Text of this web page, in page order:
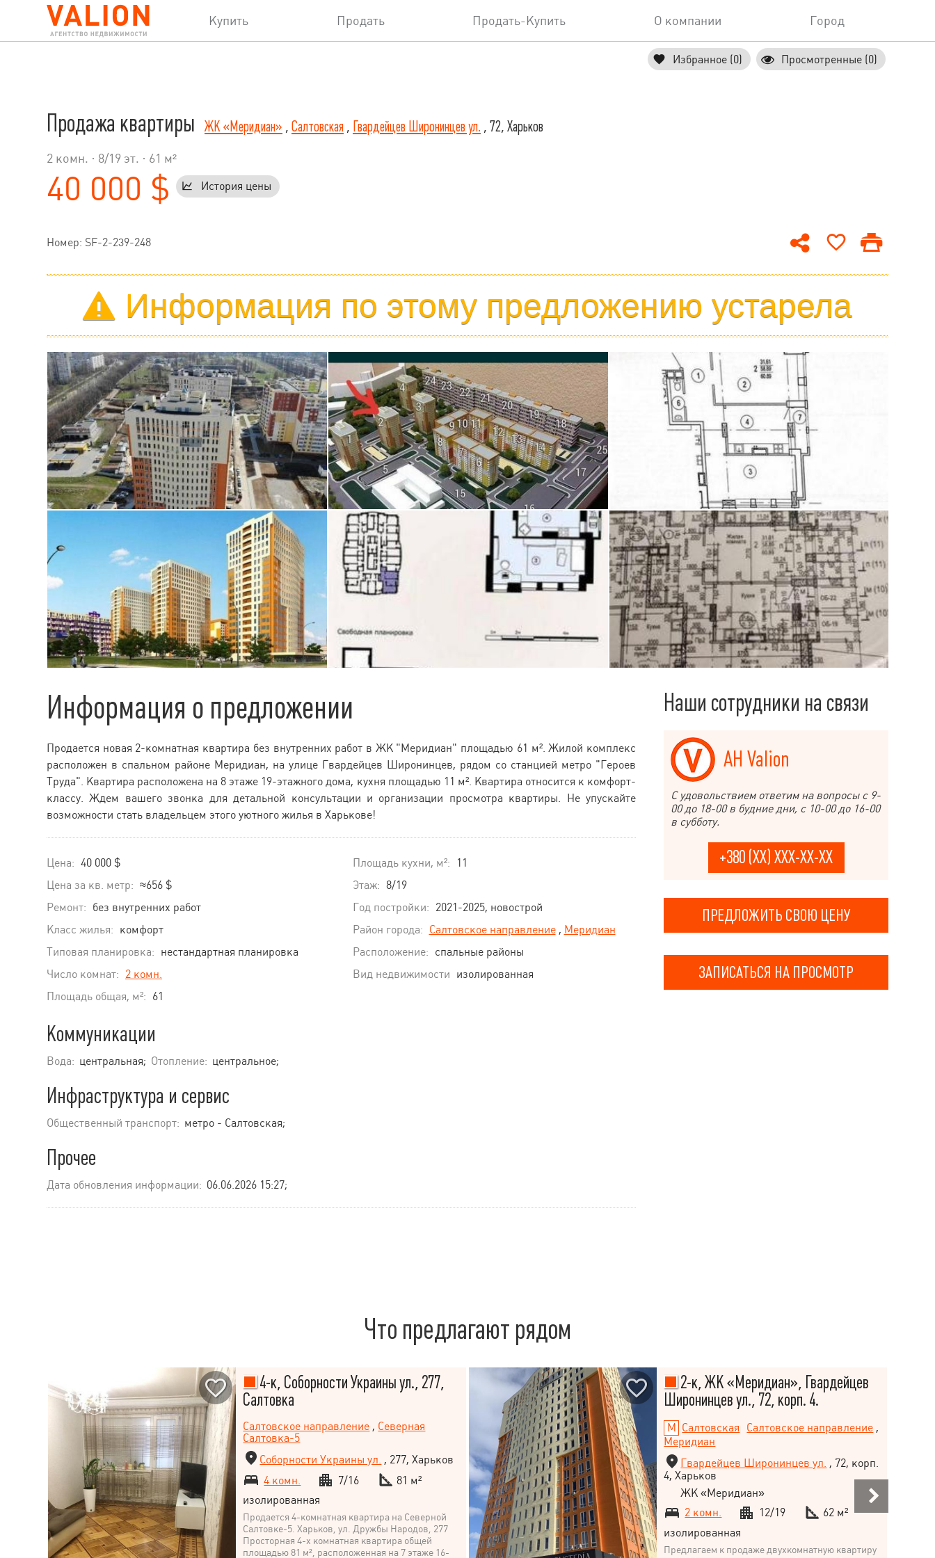
Купить Продать Продать-Купить О компании Город
Избранное (0) Просмотренные (0)
Продажа квартиры ЖК «Меридиан» , Салтовская , Гвардейцев Широнинцев ул. , 72, Харьков
2 комн. · 8/19 эт. · 61 м²
40 000 $ История цены
Номер: SF-2-239-248
Информация по этому предложению устарела
Информация о предложении
Продается новая 2-комнатная квартира без внутренних работ в ЖК "Меридиан" площадью 61 м². Жилой комплекс
расположен в спальном районе Меридиан, на улице Гвардейцев Широнинцев, рядом со станцией метро "Героев
Труда". Квартира расположена на 8 этаже 19-этажного дома, кухня площадью 11 м². Квартира относится к комфорт-
классу. Ждем вашего звонка для детальной консультации и организации просмотра квартиры. Не упускайте
возможности стать владельцем этого уютного жилья в Харькове!
Цена: 40 000 $
Цена за кв. метр: ≈656 $
Ремонт: без внутренних работ
Класс жилья: комфорт
Типовая планировка: нестандартная планировка
Число комнат: 2 комн.
Площадь общая, м²: 61
Площадь кухни, м²:
11
Этаж: 8/19
Год постройки: 2021-2025, новострой
Район города: Салтовское направление, Меридиан
Расположение: спальные районы
Вид недвижимости изолированная
Коммуникации
Вода: центральная; Отопление: центральное;
Инфраструктура и сервис
Общественный транспорт: метро - Салтовская;
Прочее
Дата обновления информации: 06.06.2026 15:27;
Наши сотрудники на связи
АН Valion
С удовольствием ответим на вопросы с 9-
00 до 18-00 в будние дни, с 10-00 до 16-00
в субботу.
+380 (XX) XXX-XX-XX
ПРЕДЛОЖИТЬ СВОЮ ЦЕНУ
ЗАПИСАТЬСЯ НА ПРОСМОТР
Что предлагают рядом
4-к, Соборности Украины ул., 277,
Салтовка
Салтовское направление , Северная
Салтовка-5
Соборности Украины ул. , 277, Харьков
4 комн.
7/16
81 м²
изолированная
Продается 4-комнатная квартира на Северной
Салтовке-5. Харьков, ул. Дружбы Народов, 277
Просторная 4-х комнатная квартира общей
площадью 81 м², расположенная на 7 этаже 16-
2-к, ЖК «Меридиан», Гвардейцев
Широнинцев ул., 72, корп. 4.
Салтовская Салтовское направление ,
Меридиан
Гвардейцев Широнинцев ул. , 72, корп.
4, Харьков
ЖК «Меридиан»
2 комн.
12/19
62 м²
изолированная
Предлагаем к продаже двухкомнатную квартиру